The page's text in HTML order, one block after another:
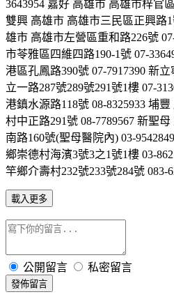
3643954 嘉好 高雄市 高雄市梓官
雙興 高雄市 高雄市三民區正興路1
雄市 高雄市左營區重和路226號
市苓雅區四維四路190-1號 07-
港區孔鳳路390號 07-7917390 新
立一路287號289號291號1樓 07-
港鎮水源路118號 08-8325933 埔
村中正路291號 08-7789567 新聖
南路160號(聖母醫院內) 03-
鄉崇德村海濱3號3之1號1樓 03-
竿鄉介壽村232號233號284號 083-
載入更多
公開留言 私密留言
發佈留言